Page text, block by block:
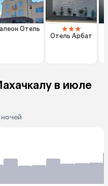
Отель ★★★
Отель Арбат
в июле